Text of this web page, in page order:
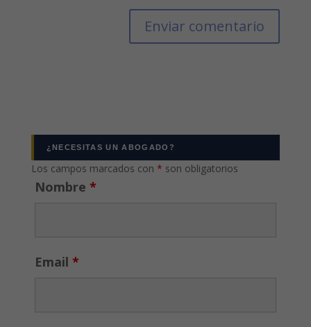
¿NECESITAS UN ABOGADO?
Los campos marcados con * son obligatorios
Nombre *
Email *